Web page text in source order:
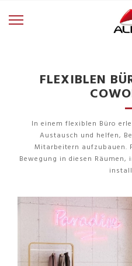
FLEXIBLEN
In einem flexiblen Büro
Austausch und helfen,
Mitarbeitern aufzubauen.
Bewegung in diesen Räumen,